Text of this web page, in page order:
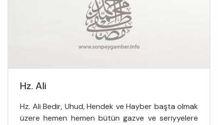
Hz. Ali
Hz. Ali Bedir, Uhud, Hendek ve Hayber başta olmak
üzere hemen hemen bütün gazve ve seriyyelere